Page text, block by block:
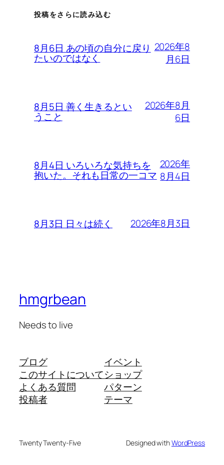
投稿をさらに読み込む
8月6日 あの頃の自分に戻り
たいのではなく
2026年8
月6日
8月5日 善く生きるとい
うこと
2026年8月
6日
8月4日 いろいろな気持ちを
抱いた。それも日常の一コマ
2026年
8月4日
8月3日 日々は続く 2026年8月3日
hmgrbean
Needs to live
ブログ
このサイトについて
よくある質問
投稿者
イベント
ショップ
パターン
テーマ
Twenty Twenty-Five Designed withWordPress